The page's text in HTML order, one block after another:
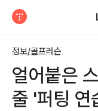
정보/골프레슨
얼어붙은
줄 '퍼팅 연